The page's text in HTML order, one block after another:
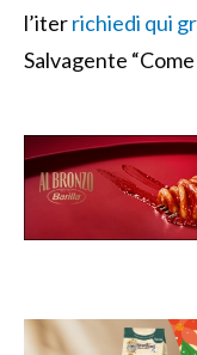
l’iterrichiedi qui
Salvagente